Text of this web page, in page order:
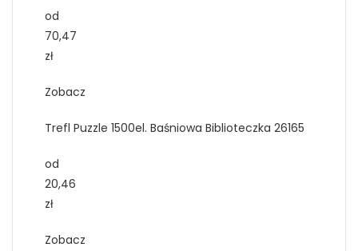
od
70,47
zł
Zobacz
Trefl Puzzle 1500el. Baśniowa Biblioteczka 26165
od
20,46
zł
Zobacz